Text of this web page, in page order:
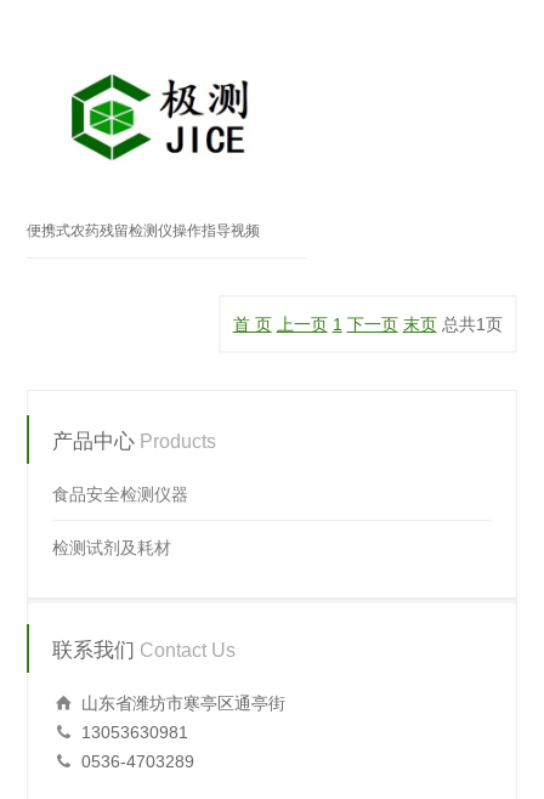
便携式农药残留检测仪操作指导视频
首 页 上一页 1 下一页 末页 总共1页
产品中心 Products
食品安全检测仪器
检测试剂及耗材
联系我们 Contact Us
山东省潍坊市寒亭区通亭街
13053630981
0536-4703289